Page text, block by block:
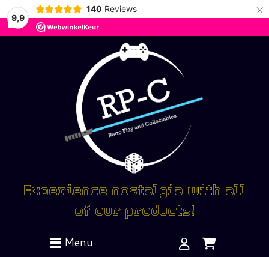
9,9
140 Reviews ×
Experience nostalgia with all
of our products!
Menu